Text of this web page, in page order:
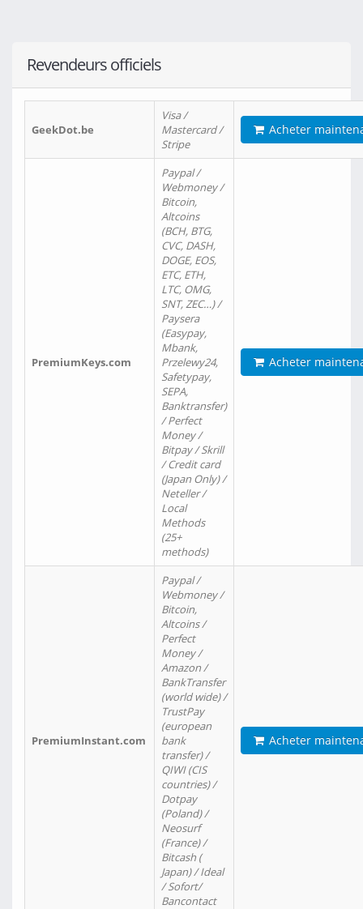
Revendeurs officiels
GeekDot.be
Visa /
Mastercard /
Stripe
Acheter
PremiumKeys.com
Paypal /
Webmoney /
Bitcoin,
Altcoins
(BCH, BTG,
CVC, DASH,
DOGE, EOS,
ETC, ETH,
LTC, OMG,
SNT, ZEC…) /
Paysera
(Easypay,
Mbank,
Przelewy24,
Safetypay,
SEPA,
Banktransfer)
/ Perfect
Money /
Bitpay / Skrill
/ Credit card
(Japan Only) /
Neteller /
Local
Methods
(25+
methods)
Acheter
PremiumInstant.com
Paypal /
Webmoney /
Bitcoin,
Altcoins /
Perfect
Money /
Amazon /
BankTransfer
(world wide) /
TrustPay
(european
bank
transfer) /
QIWI (CIS
countries) /
Dotpay
(Poland) /
Neosurf
(France) /
Bitcash (
Japan) / Ideal
/ Sofort/
Bancontact
Acheter